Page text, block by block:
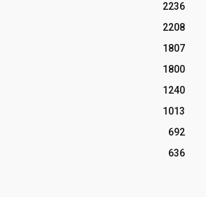
2236
2208
1807
1800
1240
1013
692
636